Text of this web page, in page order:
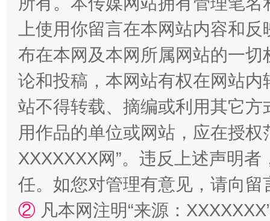
漫山遍野的桃花与雪山、麦地、白藏房 除
上使用你留言在本网站内容和
布在本网及本网所属网站的一
论和投稿，本网站有权在网站
站不得转载、摘编或利用其它
用作品的单位或网站，应在授
XXXXXXX网”。违反上述声明
任。如您对管理有意见，请向
② 凡本网注明“来源：